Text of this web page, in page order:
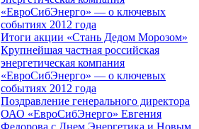
«ЕвроСибЭнерго» — о ключевых
событиях 2012 года
Итоги акции «Стань Дедом Морозом»
Крупнейшая частная российская
энергетическая компания
«ЕвроСибЭнерго» — о ключевых
событиях 2012 года
Поздравление генерального директора
ОАО «ЕвроСибЭнерго» Евгения